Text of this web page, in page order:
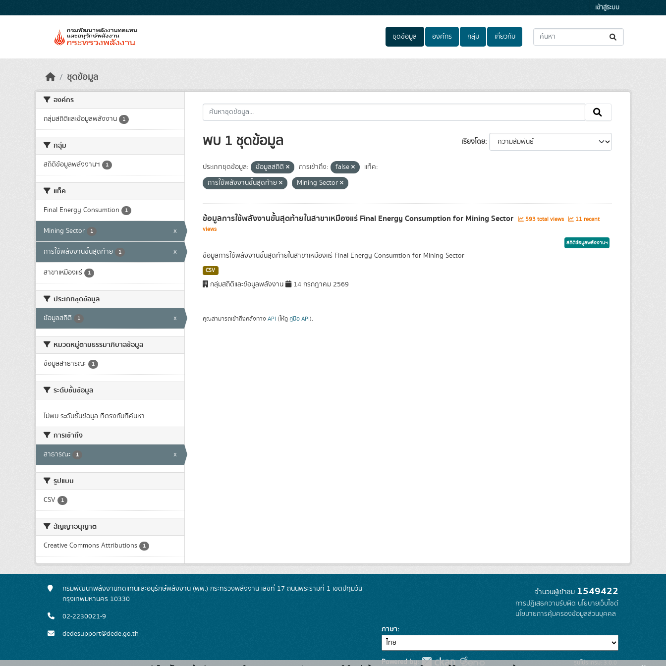
เข้าสู่ระบบ
ชุดข้อมูล องค์กร กลุ่ม เกี่ยวกับ
ชุดข้อมูล
องค์กร
กลุ่มสถิติและข้อมูลพลังงาน 1
กลุ่ม
สถิติข้อมูลพลังงานฯ 1
แท็ค
Final Energy Consumtion 1
Mining Sector 1 x
การใช้พลังงานขั้นสุดท้าย 1 x
สาขาเหมืองแร่ 1
ประเภทชุดข้อมูล
ข้อมูลสถิติ 1 x
หมวดหมู่ตามธรรมาภิบาลข้อมูล
ข้อมูลสาธารณะ 1
ระดับชั้นข้อมูล
ไม่พบ ระดับชั้นข้อมูล ที่ตรงกับที่ค้นหา
การเข้าถึง
สาธารณะ 1 x
รูปแบบ
CSV 1
สัญญาอนุญาต
Creative Commons Attributions 1
เรียงโดย
พบ 1 ชุดข้อมูล
ประเภทชุดข้อมูล: ข้อมูลสถิติ การเข้าถึง: false
แท็ค:
การใช้พลังงานขั้นสุดท้าย
Mining Sector
ข้อมูลการใช้พลังงานขั้นสุดท้ายในสาขาเหมืองแร่ Final Energy Consumption for Mining Sector 593 total views
11 recent
views
สถิติข้อมูลพลังงานฯ
ข้อมูลการใช้พลังงานขั้นสุดท้ายในสาขาเหมืองแร่ Final Energy Consumtion for Mining Sector
CSV
กลุ่มสถิติและข้อมูลพลังงาน 14 กรกฎาคม 2569
คุณสามารถเข้าถึงคลังทาง API (ให้ดู คู่มือ API).
กรมพัฒนาพลังงานทดแทนและอนุรักษ์พลังงาน (พพ.) กระทรวงพลังงาน เลขที่ 17 ถนนพระรามที่ 1 เขตปทุมวัน
กรุงเทพมหานคร 10330
02-2230021-9
dedesupport@dede.go.th
จำนวนผู้เข้าชม 1549422
การปฏิเสธความรับผิด นโยบายเว็บไซต์
นโยบายการคุ้มครองข้อมูลส่วนบุคคล
ภาษา
Powered by: รุ่นโปรแกรม: 3.0.0